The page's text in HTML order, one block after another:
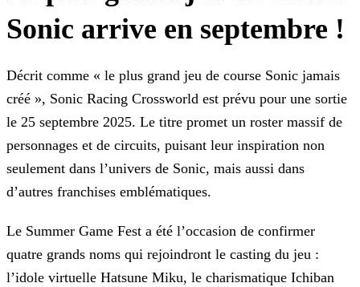
Sonic arrive en septembre !
Décrit comme « le plus grand jeu de course Sonic jamais
créé », Sonic Racing Crossworld est prévu pour une sortie
le 25 septembre 2025. Le titre promet un roster massif de
personnages et de circuits, puisant leur inspiration non
seulement dans l’univers de Sonic, mais aussi dans
d’autres franchises emblématiques.
Le Summer Game Fest a été l’occasion de confirmer
quatre grands noms qui rejoindront le casting du jeu :
l’idole virtuelle Hatsune Miku, le charismatique Ichiban